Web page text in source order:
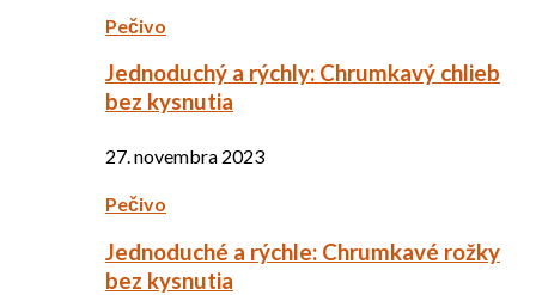
Pečivo
Jednoduchý a rýchly: Chrumkavý chlieb
bez kysnutia
27. novembra 2023
Pečivo
Jednoduché a rýchle: Chrumkavé rožky
bez kysnutia